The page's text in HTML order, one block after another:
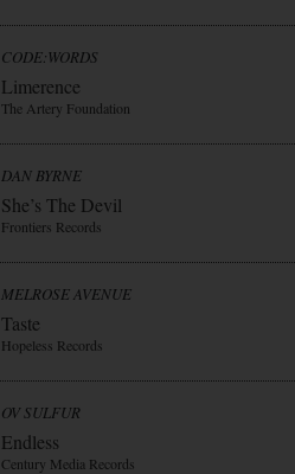
CODE:WORDS
Limerence
The Artery Foundation
DAN BYRNE
She’s The Devil
Frontiers Records
MELROSE AVENUE
Taste
Hopeless Records
OV SULFUR
Endless
Century Media Records